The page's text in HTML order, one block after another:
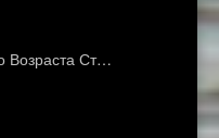
Возраста Ст…